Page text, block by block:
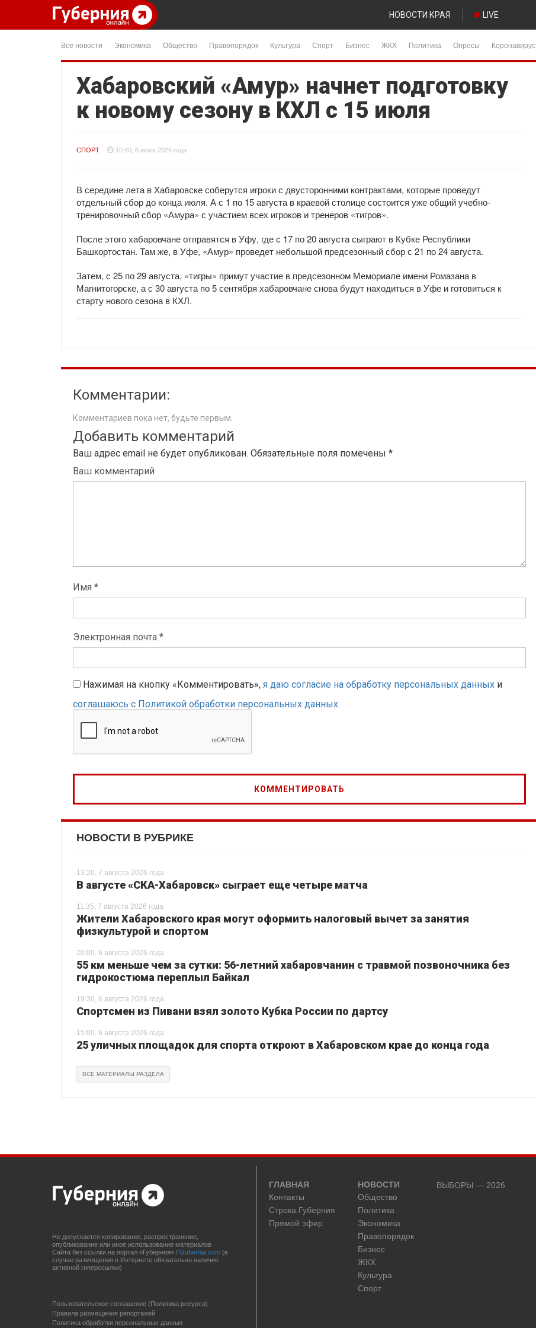
НОВОСТИ КРАЯ LIVE
Все новости Экономика Общество Правопорядок Культура Спорт Бизнес ЖКХ Политика Опросы Коронавирус
Хабаровский «Амур» начнет подготовку
к новому сезону в КХЛ с 15 июля
СПОРТ 10:40, 6 июля 2026 года
В середине лета в Хабаровске соберутся игроки с двусторонними контрактами, которые проведут
отдельный сбор до конца июля. А с 1 по 15 августа в краевой столице состоится уже общий учебно-
тренировочный сбор «Амура» с участием всех игроков и тренеров «тигров».
После этого хабаровчане отправятся в Уфу, где с 17 по 20 августа сыграют в Кубке Республики
Башкортостан. Там же, в Уфе, «Амур» проведет небольшой предсезонный сбор с 21 по 24 августа.
Затем, с 25 по 29 августа, «тигры» примут участие в предсезонном Мемориале имени Ромазана в
Магнитогорске, а с 30 августа по 5 сентября хабаровчане снова будут находиться в Уфе и готовиться к
старту нового сезона в КХЛ.
Комментарии:
Комментариев пока нет, будьте первым.
Добавить комментарий
Ваш адрес email не будет опубликован. Обязательные поля помечены *
Ваш комментарий
Имя *
Электронная почта *
Нажимая на кнопку «Комментировать», я даю согласие на обработку персональных данных и
соглашаюсь с Политикой обработки персональных данных
НОВОСТИ В РУБРИКЕ
13:20, 7 августа 2026 года
В августе «СКА-Хабаровск» сыграет еще четыре матча
11:35, 7 августа 2026 года
Жители Хабаровского края могут оформить налоговый вычет за занятия
физкультурой и спортом
20:00, 6 августа 2026 года
55 км меньше чем за сутки: 56-летний хабаровчанин с травмой позвоночника без
гидрокостюма переплыл Байкал
19:30, 6 августа 2026 года
Спортсмен из Пивани взял золото Кубка России по дартсу
15:00, 6 августа 2026 года
25 уличных площадок для спорта откроют в Хабаровском крае до конца года
ВСЕ МАТЕРИАЛЫ РАЗДЕЛА
Не допускается копирование, распространение,
опубликование или иное использование материалов
Сайта без ссылки на портал «Губерния» / Gubernia.com (в
случае размещения в Интернете обязательно наличие
активной гиперссылки)
Пользовательское соглашение (Политика ресурса)
Правила размещения репортажей
Политика обработки персональных данных
ГЛАВНАЯ
Контакты
Строка.Губерния
Прямой эфир
НОВОСТИ
Общество
Политика
Экономика
Правопорядок
Бизнес
ЖКХ
Культура
Спорт
ВЫБОРЫ — 2026